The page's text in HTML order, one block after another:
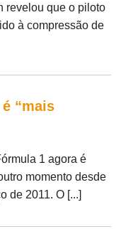
revelou que o piloto
à compressão de
“mais
1 agora é
momento desde
de 2011. O [...]